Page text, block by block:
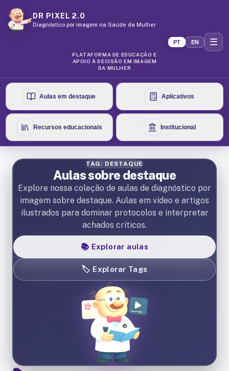
DR PIXEL 2.0
Diagnóstico por imagem na Saúde da Mulher
PLATAFORMA DE EDUCAÇÃO E
APOIO À DECISÃO EM IMAGEM
DA MULHER
PT EN ☰
Aulas em destaque Aplicativos
Recursos educacionais Institucional
TAG: DESTAQUE
Aulas sobre destaque
Explore nossa coleção de aulas de diagnóstico por
imagem sobre destaque. Aulas em vídeo e artigos
ilustrados para dominar protocolos e interpretar
achados críticos.
📚 Explorar aulas
🏷️ Explorar Tags